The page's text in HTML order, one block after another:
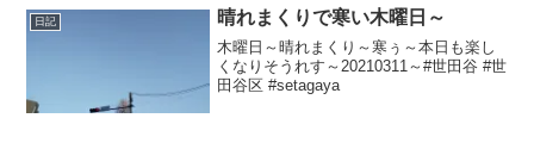
日記 晴れまくりで寒い木曜日～
木曜日～晴れまくり～寒ぅ～本日も楽し
くなりそうれす～20210311～#世田谷 #世
田谷区 #setagaya